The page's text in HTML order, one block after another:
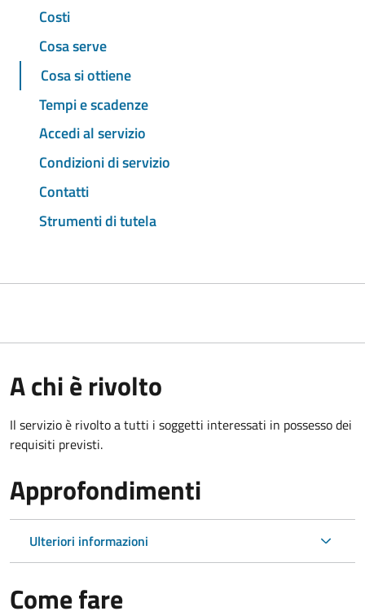
Costi
Cosa serve
Cosa si ottiene
Tempi e scadenze
Accedi al servizio
Condizioni di servizio
Contatti
Strumenti di tutela
A chi è rivolto
Il servizio è rivolto a tutti i soggetti interessati in possesso dei
requisiti previsti.
Approfondimenti
Ulteriori informazioni
Come fare